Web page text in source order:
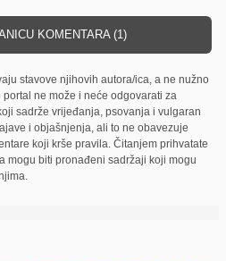
KOMENTARA (1)
stavove njihovih autora/ica, a ne nužno
ne može i neće odgovarati za
sadrže vrijeđanja, psovanja i vulgaran
i objašnjenja, ali to ne obavezuje
koji krše pravila. Čitanjem prihvatate
mogu biti pronađeni sadržaji koji mogu